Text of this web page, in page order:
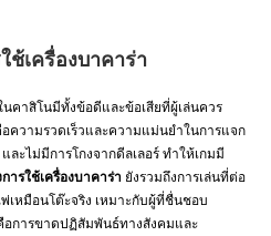
ช้เครื่องบาคาร่า
คาสิโนมีทั้งข้อดีและข้อเสียที่ผู้เล่นควร
วามรวดเร็วและความแม่นยำในการแจก
ะไม่มีการโกงจากดีลเลอร์ ทำให้เกมมี
ารใช้เครื่องบาคาร่า ยังรวมถึงการเล่นที่ต่อ
เหมือนโต๊ะจริง เหมาะกับผู้ที่ชื่นชอบ
อการขาดปฏิสัมพันธ์ทางสังคมและ